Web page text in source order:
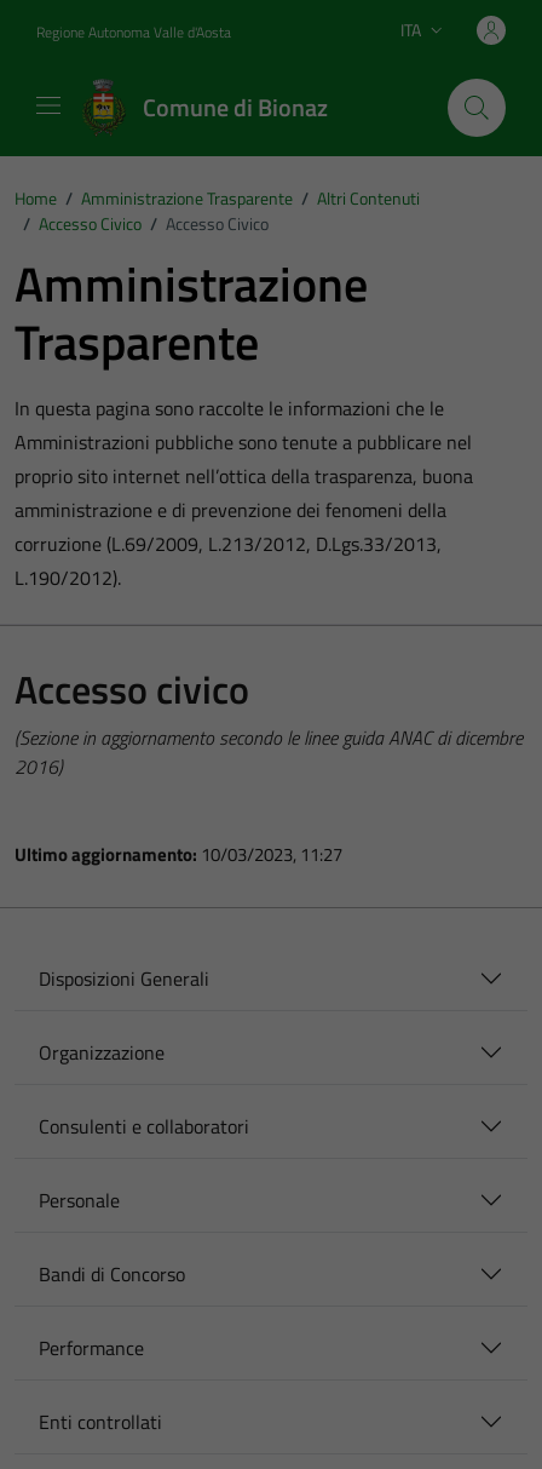
Regione Autonoma Valle d'Aosta Lingua attiva:
ITA
Comune di Bionaz
Home / Amministrazione Trasparente / Altri Contenuti
/ Accesso Civico / Accesso Civico
Amministrazione
Trasparente
In questa pagina sono raccolte le informazioni che le
Amministrazioni pubbliche sono tenute a pubblicare nel
proprio sito internet nell’ottica della trasparenza, buona
amministrazione e di prevenzione dei fenomeni della
corruzione (L.69/2009, L.213/2012, D.Lgs.33/2013,
L.190/2012).
Accesso civico
(Sezione in aggiornamento secondo le linee guida ANAC di dicembre
2016)
Ultimo aggiornamento: 10/03/2023, 11:27
Disposizioni Generali
Organizzazione
Consulenti e collaboratori
Personale
Bandi di Concorso
Performance
Enti controllati